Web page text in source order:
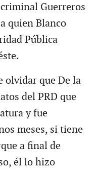
Guerreros
quien Blanco
Pública
olvidar que De la
del PRD que
y fue
meses, si tiene
a final de
él lo hizo